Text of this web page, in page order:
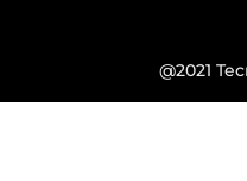
@2021